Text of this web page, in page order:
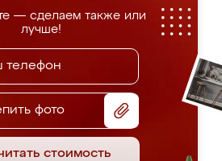
— сделаем также или
лучше!
фото
стоимость